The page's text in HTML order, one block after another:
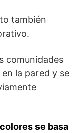
también
comunidades
la pared y se
se basa